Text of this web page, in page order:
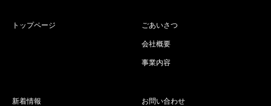
トップページ ごあいさつ
会社概要
事業内容
新着情報 お問い合わせ